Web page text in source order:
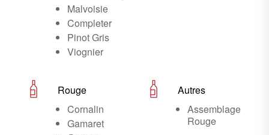
Malvoisie
Completer
Pinot Gris
Viognier
Rouge
Cornalin
Gamaret
Autres
Assemblage
Rouge